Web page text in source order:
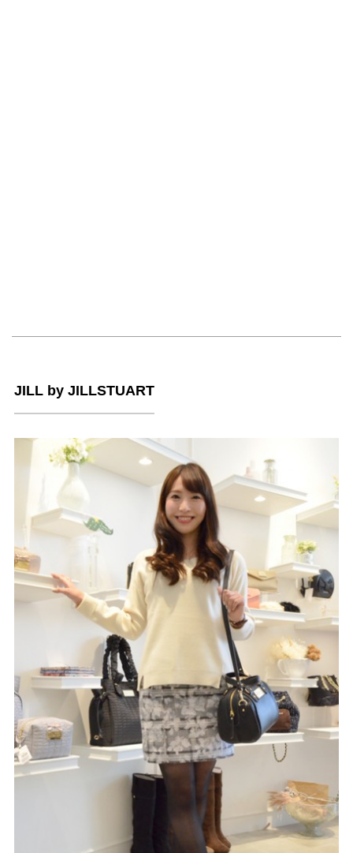
JILL by JILLSTUART